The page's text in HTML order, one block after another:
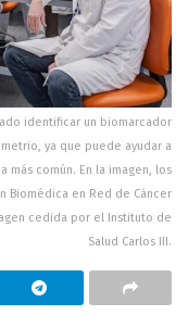
identificar un biomarcador
ya que puede ayudar a
común. En la imagen, los
Biomédica en Red de Cáncer
cedida por el Instituto de
Salud Carlos III.